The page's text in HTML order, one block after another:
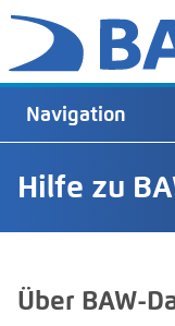
Hilfe zu
Navigation
Über BAW-